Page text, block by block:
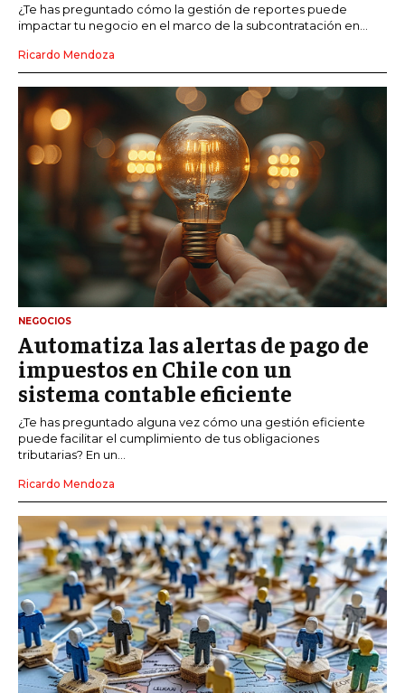
¿Te has preguntado cómo la gestión de reportes puede
impactar tu negocio en el marco de la subcontratación en...
Ricardo Mendoza
NEGOCIOS
Automatiza las alertas de pago de
impuestos en Chile con un
sistema contable eficiente
¿Te has preguntado alguna vez cómo una gestión eficiente
puede facilitar el cumplimiento de tus obligaciones
tributarias? En un...
Ricardo Mendoza